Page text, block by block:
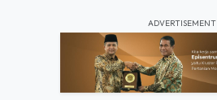
ADVERTISEMENT